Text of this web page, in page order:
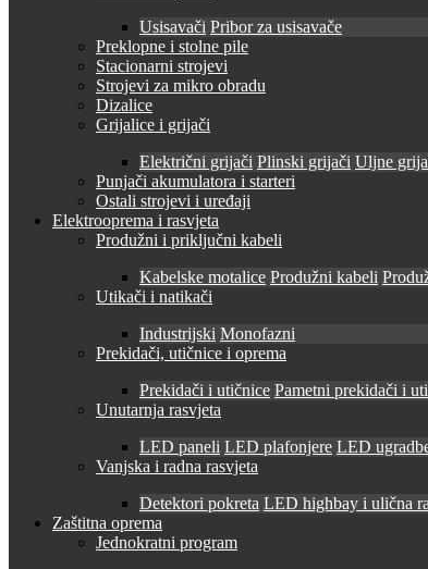
Usisavači Pribor za usisavače
Preklopne i stolne pile
Stacionarni strojevi
Strojevi za mikro obradu
Dizalice
Grijalice i grijači
Električni grijači Plinski grijači Uljne
Punjači akumulatora i starteri
Ostali strojevi i uređaji
Elektrooprema i rasvjeta
Produžni i priključni kabeli
Kabelske motalice Produžni kabeli
Utikači i natikači
Industrijski Monofazni
Prekidači, utičnice i oprema
Prekidači i utičnice Pametni prekidači i
Unutarnja rasvjeta
LED paneli LED plafonjere LED
Vanjska i radna rasvjeta
Detektori pokreta LED highbay i ulična
Zaštitna oprema
Jednokratni program